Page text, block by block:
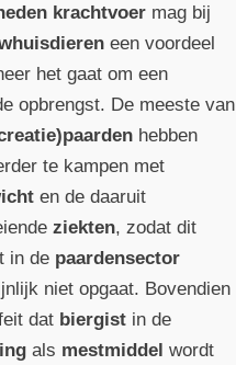
krachtvoermag bij
een voordeel
het gaat om een
opbrengst. De meeste van
hebben
te kampen met
en de daaruit
ziekten, zodat dit
in de paardensector
niet opgaat. Bovendien
dat biergistin de
als mestmiddel wordt